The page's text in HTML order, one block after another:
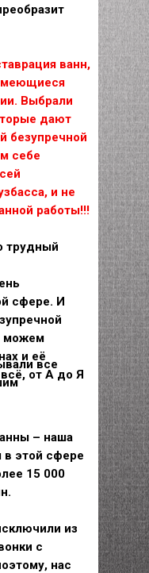
ванн,
Выбрали
дают
безупречной
себе
и не
работы!!!
трудный
сфере. И
можем
и её
от А до Я
все
– наша
этой сфере
15 000
из
с
нас